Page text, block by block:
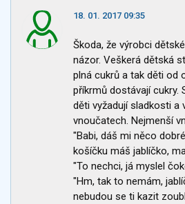
18. 01. 2017 09:35
Škoda, že výrobci
názor. Veškerá dětská
plná cukrů a tak děti od
příkrmů dostávají cukry.
děti vyžadují sladkosti a
vnoučatech. Nejmenší
"Babi, dáš mi něco
košíčku máš jablíčko,
"To nechci, já myslel
"Hm, tak to nemám,
nebudou se ti kazit